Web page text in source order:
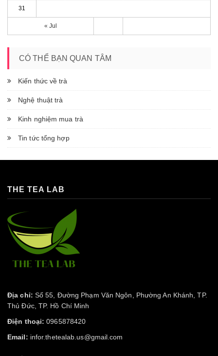
« Jul
31
CÓ THỂ BẠN QUAN TÂM
Kiến thức về trà
Nghệ thuật trà
Kinh nghiệm mua trà
Tin tức tổng hợp
THE TEA LAB
Địa chỉ: Số 55, Đường Phạm Văn Ngôn, Phường An Khánh, TP.
Thủ Đức, TP. Hồ Chí Minh
Điện thoại: 0965878420
Email: infor.thetealab.us@gmail.com